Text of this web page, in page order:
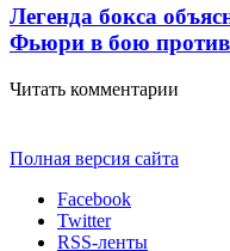
Легенда бокса
Фьюри в бою
Читать комментарии
Полная версия сайта
Facebook
Twitter
RSS-ленты